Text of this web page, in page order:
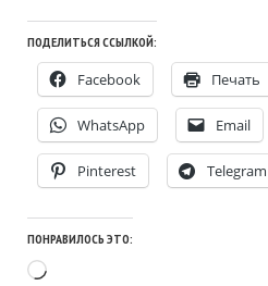
ПОДЕЛИТЬСЯ ССЫЛКОЙ:
Facebook Печать
WhatsApp Email
Pinterest Telegram
ПОНРАВИЛОСЬ ЭТО:
Загрузка…